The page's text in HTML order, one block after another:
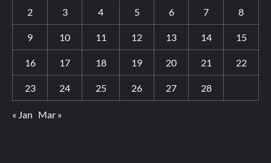
2 3 4 5 6 7 8
9 10 11 12 13 14 15
16 17 18 19 20 21 22
23 24 25 26 27 28
« Jan Mar »